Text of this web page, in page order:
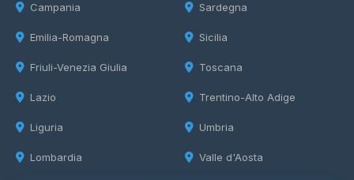
Campania
Emilia-Romagna
Friuli-Venezia Giulia
Lazio
Liguria
Lombardia
Sardegna
Sicilia
Toscana
Trentino-Alto Adige
Umbria
Valle d'Aosta